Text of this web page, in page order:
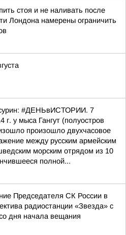
стоя и не наливать после
Лондона намерены ограничить
#ДЕНЬвИСТОРИИ. 7
г. у мыса Гангут (полуостров
произошло двухчасовое
между русским армейским
морским отрядом из 10
полной...
Председателя СК России в
радиостанции «Звезда» с
дня начала вещания